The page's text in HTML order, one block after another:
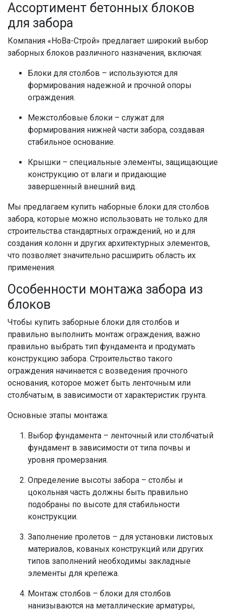
Ассортимент бетонных блоков
для забора
Компания «НоВа-Строй» предлагает широкий выбор
заборных блоков различного назначения, включая:
Блоки для столбов – используются для
формирования надежной и прочной опоры
ограждения.
Межстолбовые блоки – служат для
формирования нижней части забора, создавая
стабильное основание.
Крышки – специальные элементы, защищающие
конструкцию от влаги и придающие
завершенный внешний вид.
Мы предлагаем купить наборные блоки для столбов
забора, которые можно использовать не только для
строительства стандартных ограждений, но и для
создания колонн и других архитектурных элементов,
что позволяет значительно расширить область их
применения.
Особенности монтажа забора из
блоков
Чтобы купить заборные блоки для столбов и
правильно выполнить монтаж ограждения, важно
правильно выбрать тип фундамента и продумать
конструкцию забора. Строительство такого
ограждения начинается с возведения прочного
основания, которое может быть ленточным или
столбчатым, в зависимости от характеристик грунта.
Основные этапы монтажа:
Выбор фундамента – ленточный или столбчатый
фундамент в зависимости от типа почвы и
уровня промерзания.
Определение высоты забора – столбы и
цокольная часть должны быть правильно
подобраны по высоте для стабильности
конструкции.
Заполнение пролетов – для установки листовых
материалов, кованых конструкций или других
типов заполнений необходимы закладные
элементы для крепежа.
Монтаж столбов – блоки для столбов
нанизываются на металлические арматуры,